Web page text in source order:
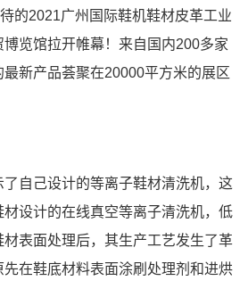
的2021广州国际鞋机鞋材皮革工业
览馆拉开帷幕！来自国内200多家
新产品荟聚在20000平方米的展区
自己设计的等离子鞋材清洗机，这
设计的在线真空等离子清洗机，低
表面处理后，其生产工艺发生了革
在鞋底材料表面涂刷处理剂和进烘